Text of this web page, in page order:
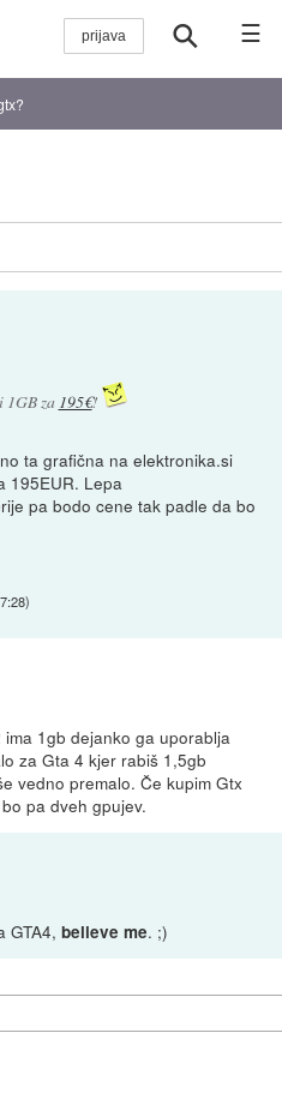
☰
za 195€!
ta grafična na elektronika.si
195EUR. Lepa
pa bodo cene tak padle da bo
)
1gb dejanko ga uporablja
za Gta 4 kjer rabiš 1,5gb
vedno premalo. Če kupim Gtx
pa dveh gpujev.
GTA4,believe me. ;)